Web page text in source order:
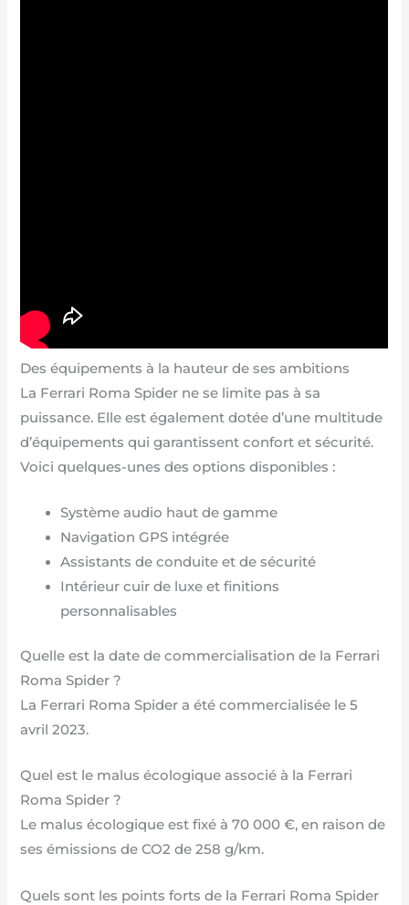
Des équipements à la hauteur de ses ambitions
La Ferrari Roma Spider ne se limite pas à sa
puissance. Elle est également dotée d’une multitude
d’équipements qui garantissent confort et sécurité.
Voici quelques-unes des options disponibles :
Système audio haut de gamme
Navigation GPS intégrée
Assistants de conduite et de sécurité
Intérieur cuir de luxe et finitions
personnalisables
Quelle est la date de commercialisation de la Ferrari
Roma Spider ?
La Ferrari Roma Spider a été commercialisée le 5
avril 2023.
Quel est le malus écologique associé à la Ferrari
Roma Spider ?
Le malus écologique est fixé à 70 000 €, en raison de
ses émissions de CO2 de 258 g/km.
Quels sont les points forts de la Ferrari Roma Spider